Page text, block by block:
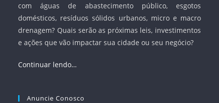
com águas de abastecimento público, esgotos
domésticos, resíduos sólidos urbanos, micro e macro
drenagem? Quais serão as próximas leis, investimentos
e ações que vão impactar sua cidade ou seu negócio?
Continuar lendo…
Anuncie Conosco